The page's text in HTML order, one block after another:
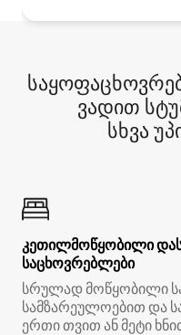
ვადით
სხვა
კეთილმოწყობილი
საცხოვრებლები
სრულად მოწყობილი
სამზარეულოებით და
ერთი თვით ან მეტი